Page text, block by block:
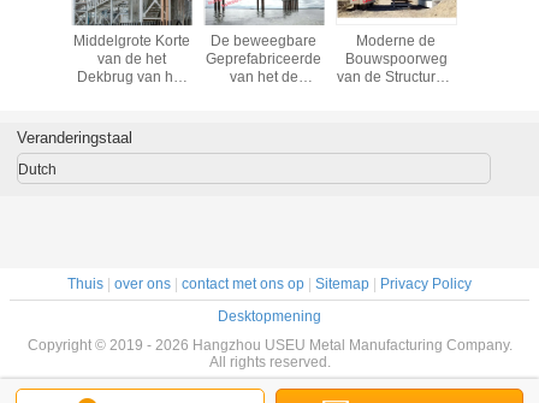
Baan
die
door
Middelgrote Korte
van de het
Dekbrug van het
Metaalspoorweg
de Voetrang van
De beweegbare
Geprefabriceerde
van het de
Vervaardiging van
Kolomleidingen
Moderne de
Bouwspoorweg
van de Structureel
Veranderingstaal
Dutch
Thuis | over ons | contact met ons op | Sitemap | Privacy Policy
Desktopmening
Copyright © 2019 - 2026 Hangzhou USEU Metal Manufacturing Company.
All rights reserved.